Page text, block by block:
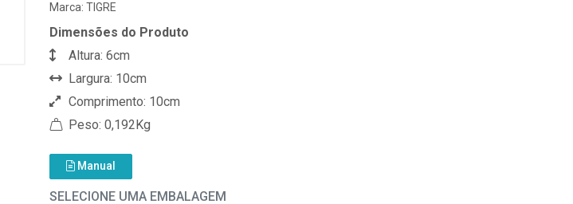
Marca: TIGRE
Dimensões do Produto
Altura: 6cm
Largura: 10cm
Comprimento: 10cm
Peso: 0,192Kg
Manual
SELECIONE UMA EMBALAGEM